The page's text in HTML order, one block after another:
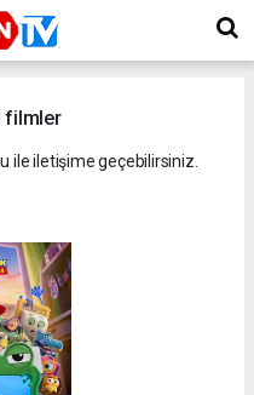
filmler
ile iletişime geçebilirsiniz.